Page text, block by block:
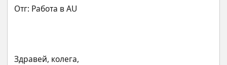
Здравей, колега,